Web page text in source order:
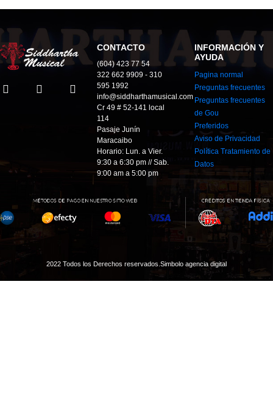
CONTACTO
(604) 423 77 54
322 662 9909 - 310
595 1992
info@siddharthamusical.com
Cr 49 # 52-141 local
114
Pasaje Junín
Maracaibo
Horario: Lun. a Vier.
9:30 a 6:30 pm // Sab.
9:00 am a 5:00 pm
INFORMACIÓN Y
AYUDA
Pagina normal
Preguntas frecuentes
Preguntas frecuentes
de Gou
Preferidos
Aviso de Privacidad
Política Tratamiento de
Datos
2022 Todos los Derechos reservados. Simbolo agencia digital